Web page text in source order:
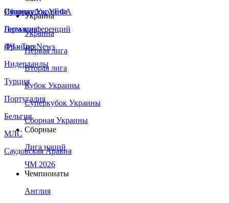
Сборная Украины
Италия
Германия
Франция
Нидерланды
Турция
Португалия
Бельгия
МЛС
Саудовская Аравия
Суперкубок УЕФА
Лига конференций
ЛЧ - Top News
Украина
Украина
Первая лига
Вторая лига
Кубок Украины
Суперкубок Украины
Сборная Украины
Сборные
Лига наций
ЧМ 2026
Чемпионаты
Англия